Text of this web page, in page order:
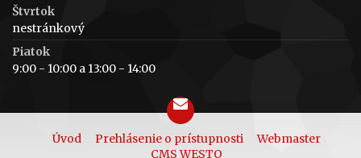
Štvrtok
nestránkový
Piatok
9:00 - 10:00 a 13:00 - 14:00
Úvod Prehlásenie o prístupnosti
Webmaster
CMS WESTO